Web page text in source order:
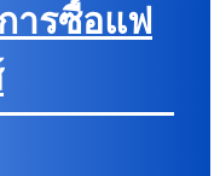
ารซื้อแฟ